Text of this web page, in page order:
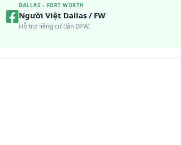
DALLAS – FORT WORTH
Người Việt Dallas / FW
Hỗ trợ riêng cư dân DFW.